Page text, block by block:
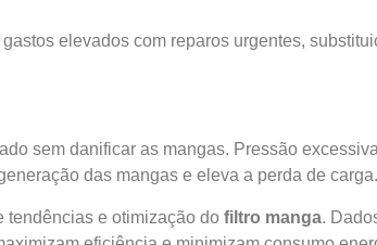
elevados com reparos urgentes,
sem danificar as mangas. Pressão
das mangas e eleva a perda de carga.
tendências e otimização do filtro manga.